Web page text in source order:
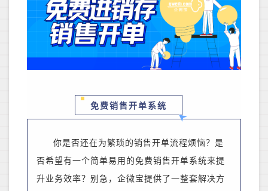
免费销售开单系统
你是否还在为繁琐的销售开单流程烦恼？是
否希望有一个简单易用的免费销售开单系统来提
升业务效率？ 别急，企微宝提供了一整套解决方